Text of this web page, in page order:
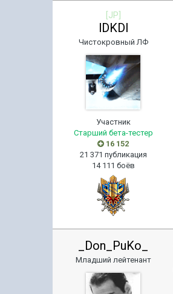
[JP]
lDKDl
Чистокровный ЛФ
Участник
Старший бета-тестер
16 152
21 371 публикация
14 111 боёв
_Don_PuKo_
Младший лейтенант